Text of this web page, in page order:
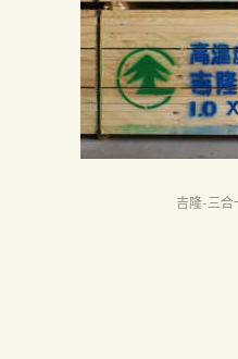
吉隆-三合